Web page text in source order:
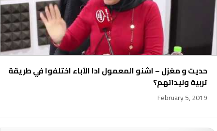
حديت و مغزل – اشنو المعمول ادا الآباء اختلفوا في طريقة
تربية وليداتهم؟
February 5, 2019